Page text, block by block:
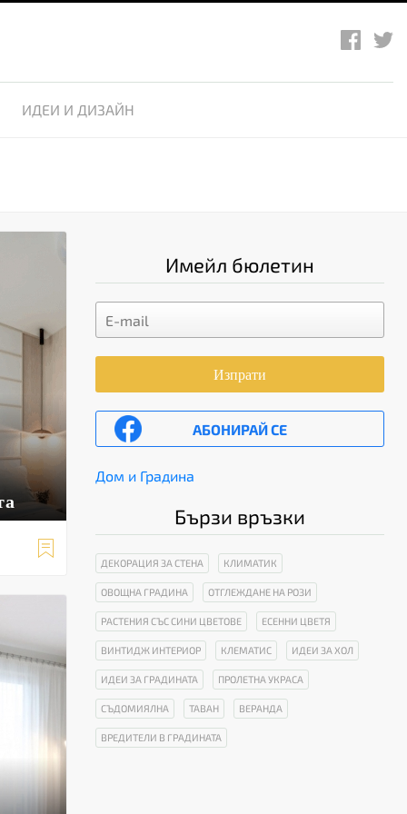
ИДЕИ И ДИЗАЙН

Имейл бюлетин
Изпрати
АБОНИРАЙ СЕ
Дом и Градина
Бързи връзки
ДЕКОРАЦИЯ ЗА СТЕНА КЛИМАТИК
ОВОЩНА ГРАДИНА ОТГЛЕЖДАНЕ НА РОЗИ
РАСТЕНИЯ СЪС СИНИ ЦВЕТОВЕ ЕСЕННИ ЦВЕТЯ
ВИНТИДЖ ИНТЕРИОР КЛЕМАТИС ИДЕИ ЗА ХОЛ
ИДЕИ ЗА ГРАДИНАТА ПРОЛЕТНА УКРАСА
СЪДОМИЯЛНА ТАВАН ВЕРАНДА
ВРЕДИТЕЛИ В ГРАДИНАТА